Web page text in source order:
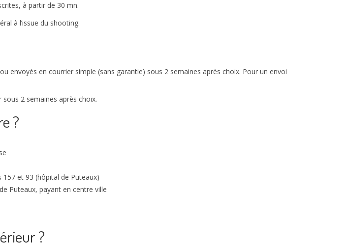
à partir de 30 mn.
à l’issue du shooting.
envoyés en courrier simple (sans garantie) sous 2 semaines après choix. Pour un envoi
2 semaines après choix.
?
157 et 93 (hôpital de Puteaux)
Puteaux, payant en centre ville
?